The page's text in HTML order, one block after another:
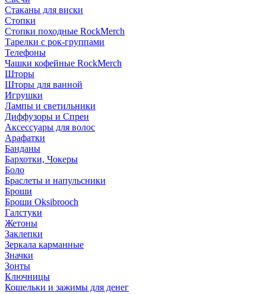
Стаканы для виски
Стопки
Стопки походные RockMerch
Тарелки с рок-группами
Телефоны
Чашки кофейные RockMerch
Шторы
Шторы для ванной
Игрушки
Лампы и светильники
Диффузоры и Спреи
Аксессуары для волос
Арафатки
Банданы
Бархотки, Чокеры
Боло
Браслеты и напульсники
Броши
Броши Oksibrooch
Галстуки
Жетоны
Заклепки
Зеркала карманные
Значки
Зонты
Ключницы
Кошельки и зажимы для денег